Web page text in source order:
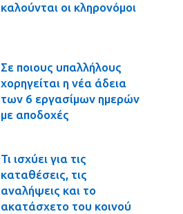
καλούνται οι κληρονόμοι
Σε ποιους υπαλλήλους
χορηγείται η νέα άδεια
των 6 εργασίμων ημερών
με αποδοχές
Τι ισχύει για τις
καταθέσεις, τις
αναλήψεις και το
ακατάσχετο του κοινού